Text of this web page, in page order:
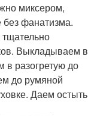
миксером,
фанатизма.
Выкладываем в
в разогретую до
до румяной
Даем остыть